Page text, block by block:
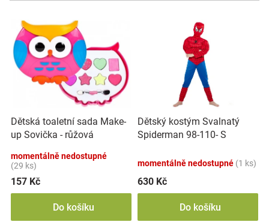
Těhotenské
oblečení
Značky
Blog
Hračkářství
o
d
ů
p
o
d
u
k
ů
Dětská toaletní sada Make-
up Sovička - růžová
momentálně nedostupné
(29 ks)
157 Kč
Do košíku
Dětský kostým Svalnatý
Spiderman 98-110- S
momentálně nedostupné (1 ks)
630 Kč
Do košíku